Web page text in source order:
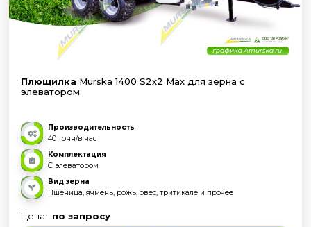
Плющилка Murska 1400 S2x2 Max для зерна с
элеватором
Производительность
40 тонн/в час
Комплектация
С элеватором
Вид зерна
Пшеница, ячмень, рожь, овес, тритикале и прочее
Цена: по запросу